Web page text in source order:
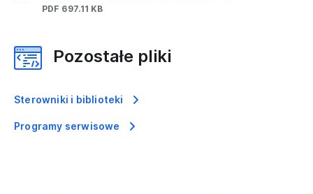
PDF 697.11 KB
Pozostałe pliki
Sterowniki i biblioteki
Programy serwisowe